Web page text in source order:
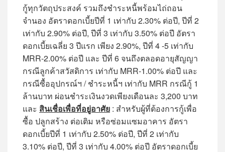
กู้ทุกวัตถุประสงค์ รวมถึงชำระหนี้พร้อมไถ่ถอน
จำนอง อัตราดอกเบี้ยปีที่ 1 เท่ากับ 2.30% ต่อปี, ปีที่ 2
เท่ากับ 2.90% ต่อปี, ปีที่ 3 เท่ากับ 3.50% ต่อปี อัตรา
ดอกเบี้ยเฉลี่ย 3 ปีแรก เพียง 2.90%, ปีที่ 4 -5 เท่ากับ
MRR-2.00% ต่อปี และ ปีที่ 6 จนถึงตลอดอายุสัญญา
กรณีลูกค้าสวัสดิการ เท่ากับ MRR-1.00% ต่อปี และ
กรณีซื้ออุปกรณ์ฯ / ชำระหนี้ฯ เท่ากับ MRR กรณีกู้ 1
ล้านบาท ผ่อนชำระเงินงวดเพียงเดือนละ 3,200 บาท
และ สินเชื่อเพื่อที่อยู่อาศัย : สำหรับผู้ที่ต้องการกู้เพื่อ
ซื้อ ปลูกสร้าง ต่อเติม หรือซ่อมแซมอาคาร อัตรา
ดอกเบี้ยปีที่ 1 เท่ากับ 2.50% ต่อปี, ปีที่ 2 เท่ากับ
3.10% ต่อปี, ปีที่ 3 เท่ากับ 4.00% ต่อปี อัตราดอกเบี้ย